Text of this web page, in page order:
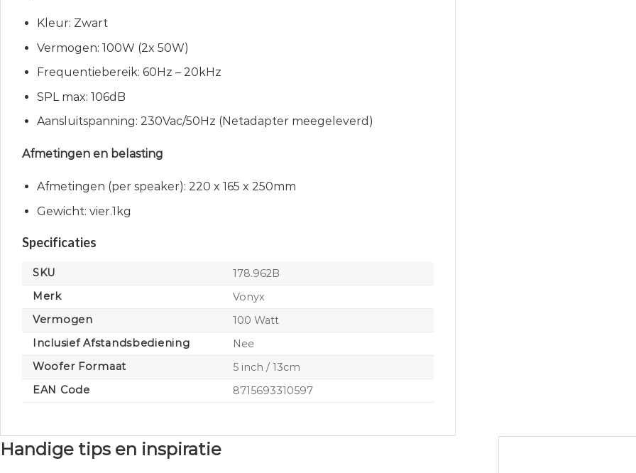
Kleur: Zwart
Vermogen: 100W (2x 50W)
Frequentiebereik: 60Hz – 20kHz
SPL max: 106dB
Aansluitspanning: 230Vac/50Hz (Netadapter meegeleverd)
Afmetingen en belasting
Afmetingen (per speaker): 220 x 165 x 250mm
Gewicht: vier.1kg
Specificaties
SKU
178.962B
Merk
Vonyx
Vermogen
100 Watt
Inclusief Afstandsbediening
Nee
Woofer Formaat
5 inch / 13cm
EAN Code
8715693310597
Handige tips en inspiratie